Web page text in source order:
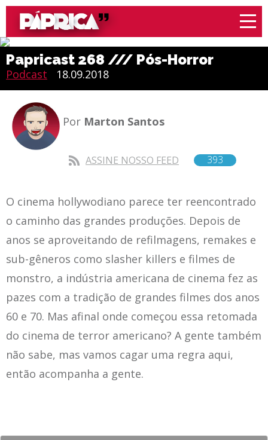
Papricast 268 /// Pós-Horror
Podcast 18.09.2018
Por Marton Santos
ASSINE NOSSO FEED 393
O cinema hollywodiano parece ter reencontrado
o caminho das grandes produções. Depois de
anos se aproveitando de refilmagens, remakes e
sub-gêneros como slasher killers e filmes de
monstro, a indústria americana de cinema fez as
pazes com a tradição de grandes filmes dos anos
60 e 70. Mas afinal onde começou essa retomada
do cinema de terror americano? A gente também
não sabe, mas vamos cagar uma regra aqui,
então acompanha a gente.